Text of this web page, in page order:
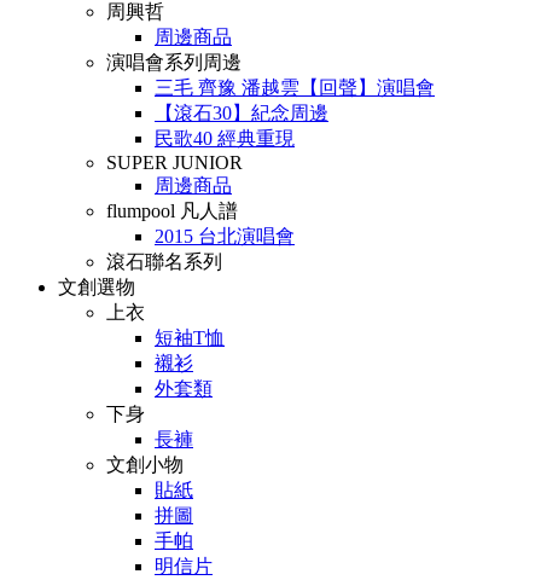
周興哲
周邊商品
演唱會系列周邊
三毛 齊豫 潘越雲【回聲】演唱會
【滾石30】紀念周邊
民歌40 經典重現
SUPER JUNIOR
周邊商品
flumpool 凡人譜
2015 台北演唱會
滾石聯名系列
文創選物
上衣
短袖T恤
襯衫
外套類
下身
長褲
文創小物
貼紙
拼圖
手帕
明信片